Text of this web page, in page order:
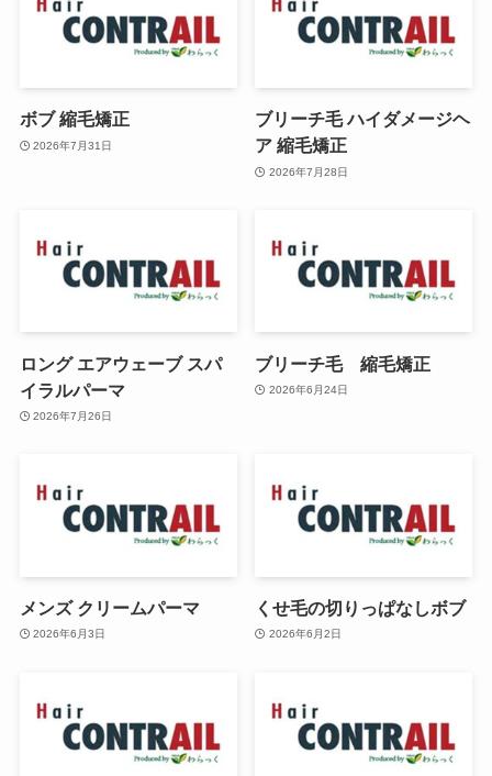
ボブ 縮毛矯正
2026年7月31日
ブリーチ毛 ハイダメージヘ
ア 縮毛矯正
2026年7月28日
ロング エアウェーブ スパ
イラルパーマ
2026年7月26日
ブリーチ毛 縮毛矯正
2026年6月24日
メンズ クリームパーマ
2026年6月3日
くせ毛の切りっぱなしボブ
2026年6月2日